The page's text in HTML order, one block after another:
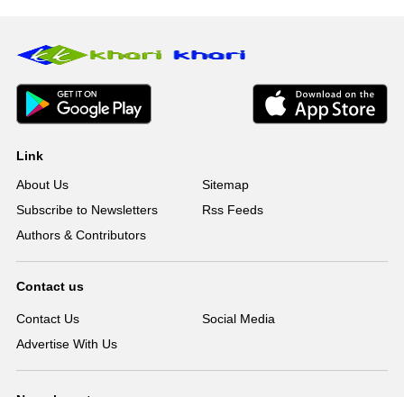
Link
About Us
Sitemap
Subscribe to Newsletters
Rss Feeds
Authors & Contributors
Contact us
Contact Us
Social Media
Advertise With Us